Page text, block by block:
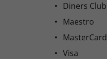
Diners Club
Maestro
MasterCard
Visa